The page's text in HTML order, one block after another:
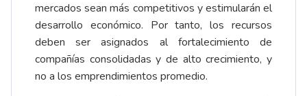
mercados sean más competitivos y estimularán el
desarrollo económico. Por tanto, los recursos
deben ser asignados al fortalecimiento de
compañías consolidadas y de alto crecimiento, y
no a los emprendimientos promedio.